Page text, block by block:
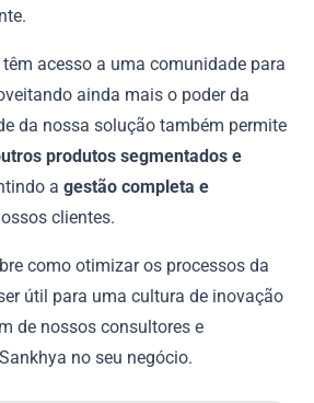
acesso a uma comunidade para
ainda mais o poder da
da nossa solução também permite
produtos segmentados e
a gestão completa e
clientes.
como otimizar os processos da
útil para uma cultura de inovação
de nossos consultores e
no seu negócio.